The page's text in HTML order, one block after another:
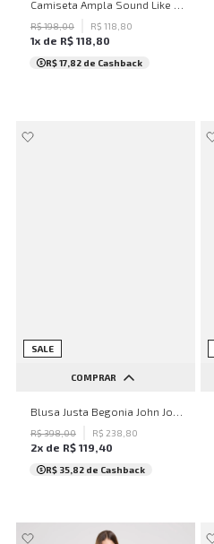
PP P M G GG
R$198,00 R$ 118,80
1x de R$ 118,80
R$ 17,82 de Cashback
SALE
COMPRAR
PP P M G GG
R$398,00 R$ 238 80
2x de R$ 119,40
R$ 35,82 de Cashback